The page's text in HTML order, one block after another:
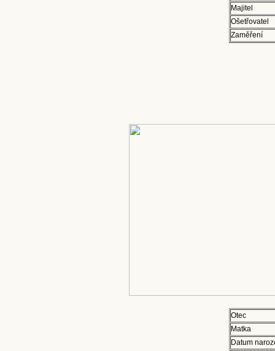
Majitel
Ošetřovatel
Zaměření
Otec
Matka
Datum